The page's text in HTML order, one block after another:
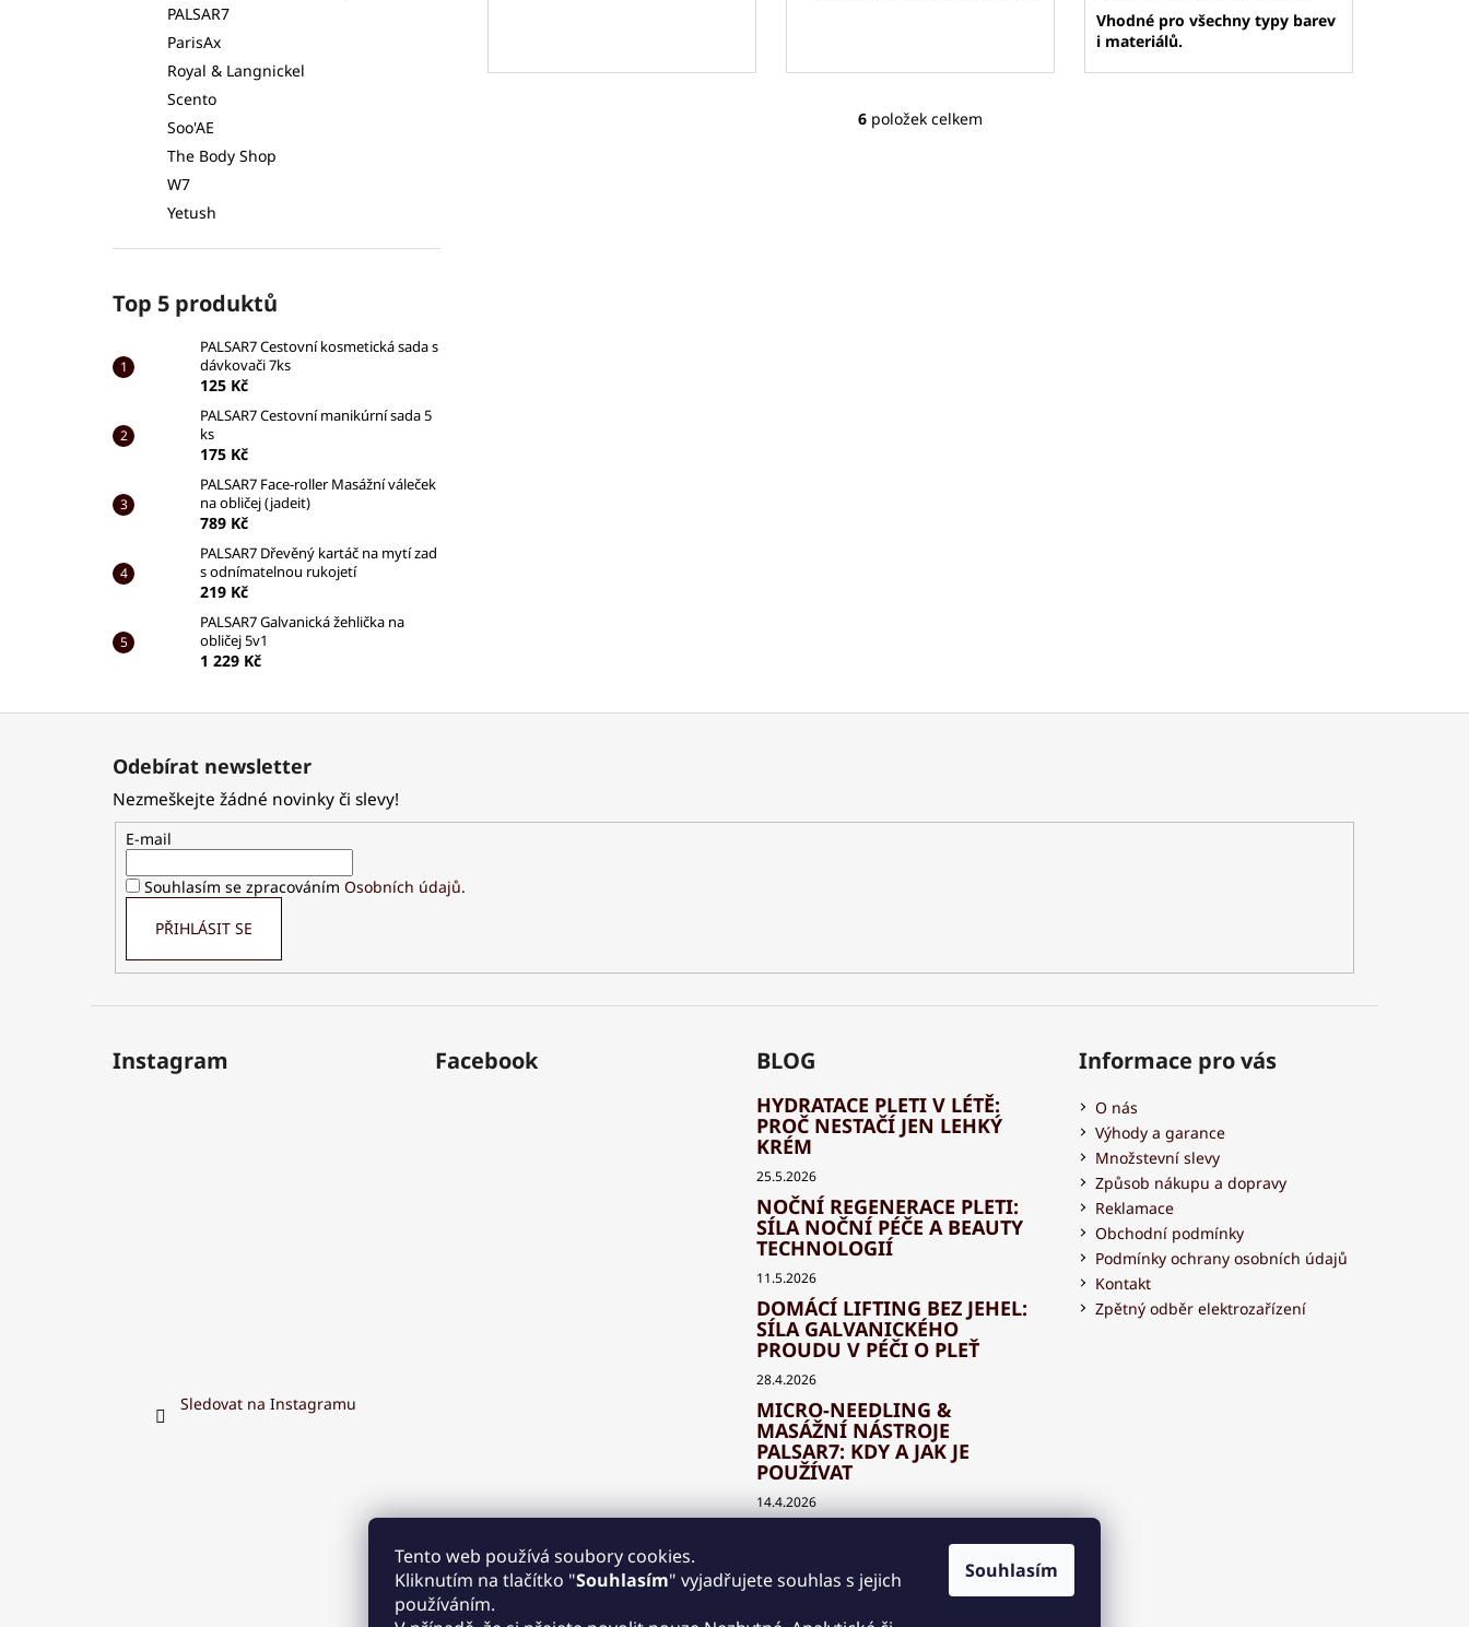
Tento web používá soubory cookies.
Kliknutím na tlačítko "Souhlasím" vyjadřujete souhlas s jejich
používáním.
Souhlasím
PALSAR7
ParisAx
Royal & Langnickel
Scento
Soo'AE
The Body Shop
W7
Yetush
Top 5 produktů
PALSAR7 Cestovní kosmetická sada s
dávkovači 7ks
125 Kč
PALSAR7 Cestovní manikúrní sada 5
ks
175 Kč
PALSAR7 Face-roller Masážní váleček
na obličej (jadeit)
789 Kč
PALSAR7 Dřevěný kartáč na mytí zad
s odnímatelnou rukojetí
219 Kč
PALSAR7 Galvanická žehlička na
obličej 5v1
1 229 Kč
Vhodné pro všechny typy barev
i materiálů.
O
6 položek celkem
Odebírat newsletter
Nezmeškejte žádné novinky či slevy!
E-mail
Souhlasím se zpracováním Osobních údajů.
PŘIHLÁSIT SE
Instagram
Sledovat na Instagramu
Facebook BLOG
HYDRATACE PLETI V LÉTĚ:
PROČ NESTAČÍ JEN LEHKÝ
KRÉM
25.5.2026
NOČNÍ REGENERACE PLETI:
SÍLA NOČNÍ PÉČE A BEAUTY
TECHNOLOGIÍ
11.5.2026
DOMÁCÍ LIFTING BEZ JEHEL:
SÍLA GALVANICKÉHO
PROUDU V PÉČI O PLEŤ
28.4.2026
MICRO-NEEDLING &
MASÁŽNÍ NÁSTROJE
PALSAR7: KDY A JAK JE
POUŽÍVAT
14.4.2026
BEAUTY TECHNOLOGIE S
KLASICKOU KOSMETIKOU?
Informace pro vás
O nás
Výhody a garance
Množstevní slevy
Způsob nákupu a dopravy
Reklamace
Obchodní podmínky
Podmínky ochrany osobních údajů
Kontakt
Zpětný odběr elektrozařízení